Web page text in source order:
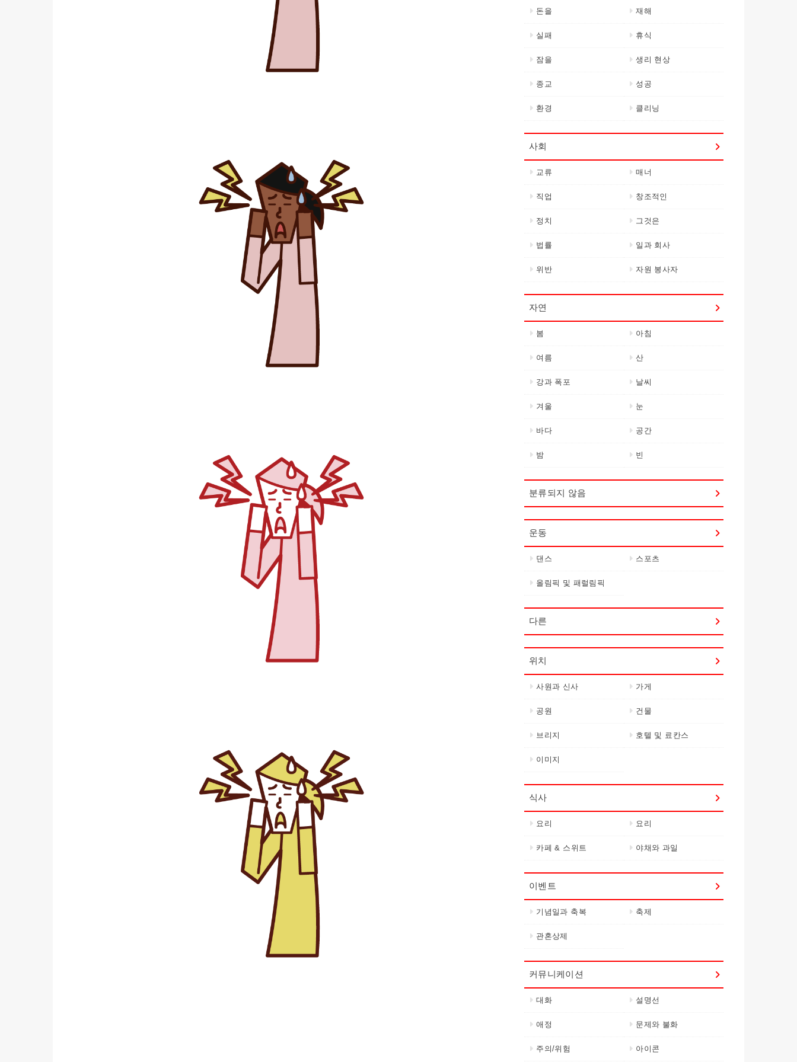
돈을 재해
실패 휴식
잠을 생리 현상
종교 성공
환경 클리닝
사회
교류 매너
직업 창조적인
정치 그것은
법률 일과 회사
위반 자원 봉사자
자연
봄 아침
여름 산
강과 폭포 날씨
겨울 눈
바다 공간
밤 빈
분류되지 않음
운동
댄스 스포츠
올림픽 및 패럴림픽
다른
위치
사원과 신사 가게
공원 건물
브리지 호텔 및 료칸스
이미지
식사
요리 요리
카페 & 스위트 야채와 과일
이벤트
기념일과 축복 축제
관혼상제
커뮤니케이션
대화 설명선
애정 문제와 불화
주의/위험 아이콘